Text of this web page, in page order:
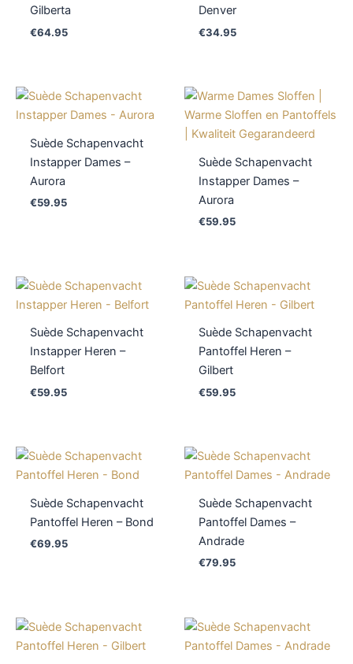
Gilberta
€64.95
Denver
€34.95
Suède Schapenvacht
Instapper Dames –
Aurora
€59.95
Suède Schapenvacht
Instapper Dames –
Aurora
€59.95
Suède Schapenvacht
Instapper Heren –
Belfort
€59.95
Suède Schapenvacht
Pantoffel Heren –
Gilbert
€59.95
Suède Schapenvacht
Pantoffel Heren – Bond
€69.95
Suède Schapenvacht
Pantoffel Dames –
Andrade
€79.95